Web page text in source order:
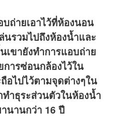
ถ่ายเอาไว้ที่ห้องนอน
นรวมไปถึงห้องน้ำและ
เขายังทำการแอบถ่าย
ารซ่อนกล้องไว้ใน
อไปไว้ตามจุดต่างๆใน
ำธุระส่วนตัวในห้องน้ำ
นานกว่า 16 ปี